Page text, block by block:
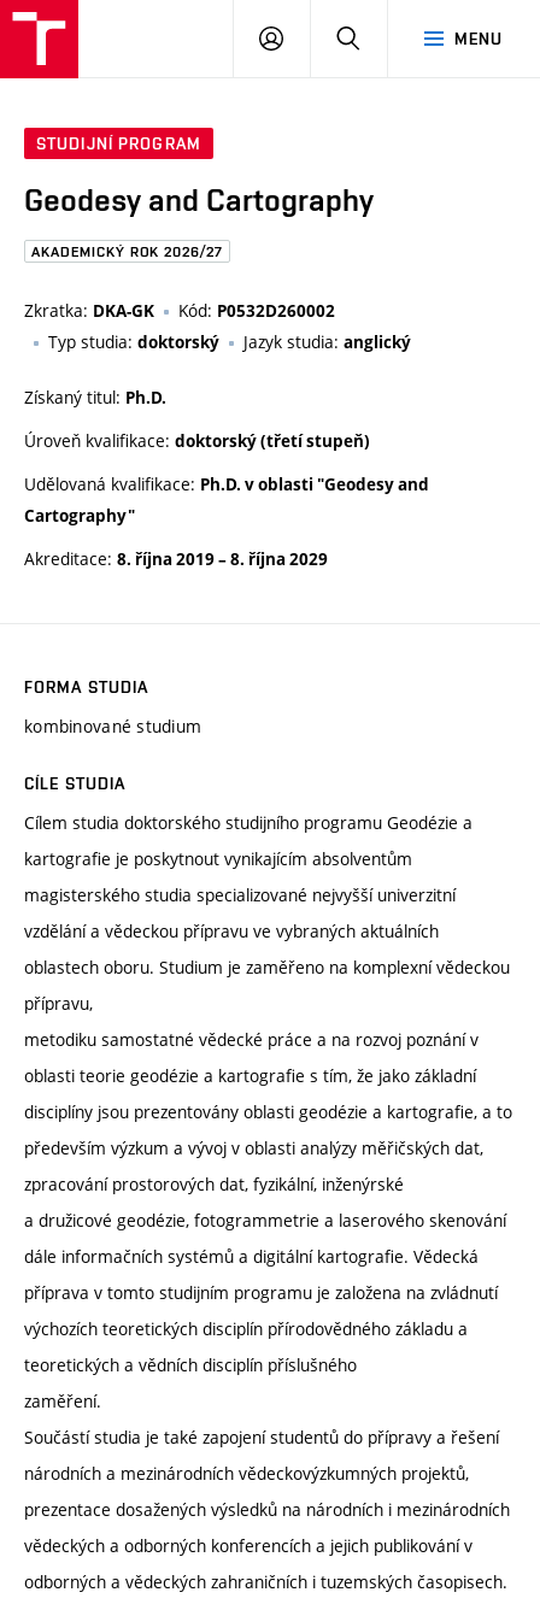
Brno
MENU
PŘIHLÁSIT
STUDIJNÍ PROGRAM
Geodesy and Cartography
AKADEMICKÝ ROK 2026/27
Zkratka: DKA-GK Kód: P0532D260002
Typ studia: doktorský Jazyk studia: anglický
Získaný titul: Ph.D.
Úroveň kvalifikace: doktorský (třetí stupeň)
Udělovaná kvalifikace: Ph.D. v oblasti "Geodesy and
Cartography"
Akreditace: 8. října 2019–8. října 2029
FORMA STUDIA
kombinované studium
CÍLE STUDIA
Cílem studia doktorského studijního programu Geodézie a
kartografie je poskytnout vynikajícím absolventům
magisterského studia specializované nejvyšší univerzitní
vzdělání a vědeckou přípravu ve vybraných aktuálních
oblastech oboru. Studium je zaměřeno na komplexní vědeckou
přípravu,
metodiku samostatné vědecké práce a na rozvoj poznání v
oblasti teorie geodézie a kartografie s tím, že jako základní
disciplíny jsou prezentovány oblasti geodézie a kartografie, a to
především výzkum a vývoj v oblasti analýzy měřičských dat,
zpracování prostorových dat, fyzikální, inženýrské
a družicové geodézie, fotogrammetrie a laserového skenování
dále informačních systémů a digitální kartografie. Vědecká
příprava v tomto studijním programu je založena na zvládnutí
výchozích teoretických disciplín přírodovědného základu a
teoretických a vědních disciplín příslušného
zaměření.
Součástí studia je také zapojení studentů do přípravy a řešení
národních a mezinárodních vědeckovýzkumných projektů,
prezentace dosažených výsledků na národních i mezinárodních
vědeckých a odborných konferencích a jejich publikování v
odborných a vědeckých zahraničních i tuzemských časopisech.